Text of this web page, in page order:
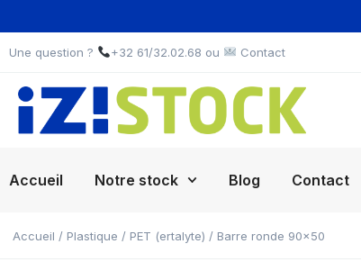
Une question ? +32 61/32.02.68 ou Contact
Accueil Notre stock Blog Contact
Accueil / Plastique / PET (ertalyte) / Barre ronde 90×50